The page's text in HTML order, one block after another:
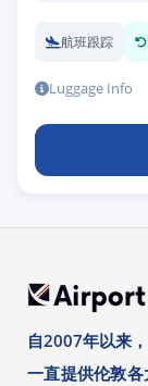
航班跟踪
Luggage Info
自2007年以来
一直提供伦敦